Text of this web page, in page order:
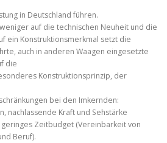
in Deutschland führen.
auf die technischen Neuheit und die
ein Konstruktionsmerkmal setzt die
auch in anderen Waagen eingesetzte
die
Konstruktionsprinzip, der
bei den Imkernden:
nachlassende Kraft und Sehstärke
Zeitbudget (Vereinbarkeit von
Beruf).